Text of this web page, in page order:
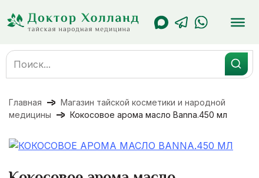
содержанию
Search
for:
Главная
Магазин тайской косметики и народной
медицины
Кокосовое арома масло Banna.450 мл